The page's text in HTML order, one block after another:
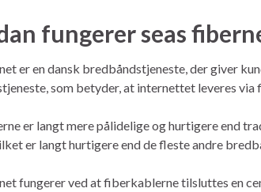
fungerer seas
er en dansk bredbåndstjeneste, der giver
som betyder, at internettet leveres
er langt mere pålidelige og hurtigere end
er langt hurtigere end de fleste andre
fungerer ved at fiberkablerne tilsluttes en